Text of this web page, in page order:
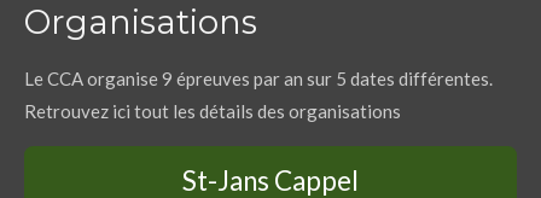
Organisations
Le CCA organise 9 épreuves par an sur 5 dates différentes.
Retrouvez ici tout les détails des organisations
St-Jans Cappel